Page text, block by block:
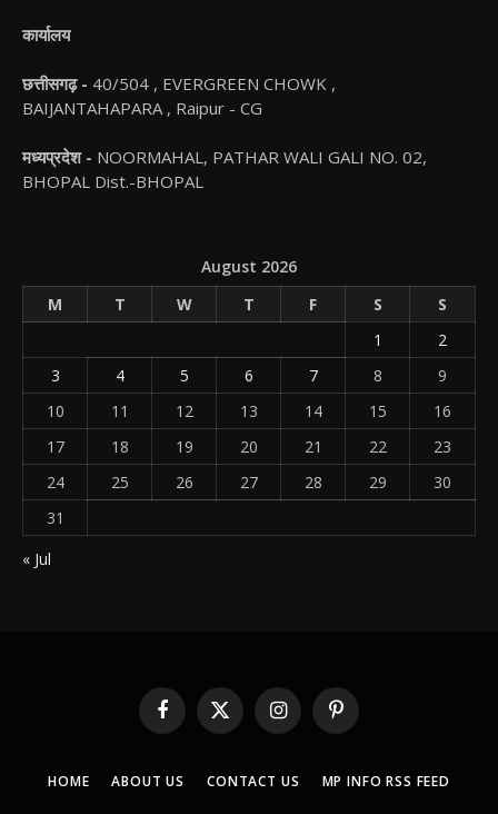
कार्यालय
छत्तीसगढ़ - 40/504 , EVERGREEN CHOWK ,
BAIJANTAHAPARA , Raipur - CG
मध्यप्रदेश - NOORMAHAL, PATHAR WALI GALI NO. 02,
BHOPAL Dist.-BHOPAL
August 2026
M
T W T F S
S
1
2
3
4 5 6 7 8
9
10
11 12 13 14 15
16
17
18 19 20 21 22
23
24
25 26 27 28 29
30
31
« Jul
Facebook
X
(Twitter)
InstagramPinterest
HOME ABOUT US CONTACT US MP INFO RSS FEED